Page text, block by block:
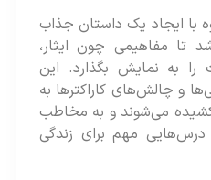
یک داستان جذاب
چون ایثار،
نمایش بگذارد. این
کاراکترها به
می‌شوند و به مخاطب
مهم برای زندگی